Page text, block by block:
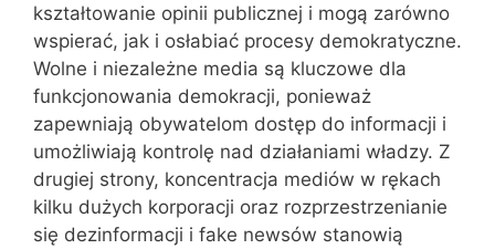
kształtowanie opinii publicznej i mogą zarówno
wspierać, jak i osłabiać procesy demokratyczne.
Wolne i niezależne media są kluczowe dla
funkcjonowania demokracji, ponieważ
zapewniają obywatelom dostęp do informacji i
umożliwiają kontrolę nad działaniami władzy. Z
drugiej strony, koncentracja mediów w rękach
kilku dużych korporacji oraz rozprzestrzenianie
się dezinformacji i fake newsów stanowią